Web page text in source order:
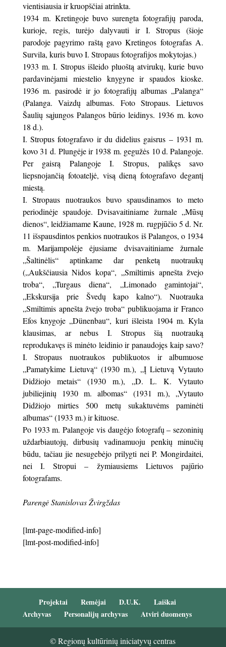
vientisiausia ir kruopščiai atrinkta.
1934 m. Kretingoje buvo surengta fotografijų paroda,
kurioje, regis, turėjo dalyvauti ir I. Stropus (šioje
parodoje pagyrimo raštą gavo Kretingos fotografas A.
Survila, kuris buvo I. Stropaus fotografijos mokytojas.)
1933 m. I. Stropus išleido pluoštą atvirukų, kurie buvo
pardavinėjami miestelio knygyne ir spaudos kioske.
1936 m. pasirodė ir jo fotografijų albumas „Palanga“
(Palanga. Vaizdų albumas. Foto Stropaus. Lietuvos
Šaulių sąjungos Palangos būrio leidinys. 1936 m. kovo
18 d.).
I. Stropus fotografavo ir du didelius gaisrus – 1931 m.
kovo 31 d. Plungėje ir 1938 m. gegužės 10 d. Palangoje.
Per gaisrą Palangoje I. Stropus, palikęs savo
liepsnojančią fotoateljė, visą dieną fotografavo degantį
miestą.
I. Stropaus nuotraukos buvo spausdinamos to meto
periodinėje spaudoje. Dvisavaitiniame žurnale „Mūsų
dienos“, leidžiamame Kaune, 1928 m. rugpjūčio 5 d. Nr.
11 išspausdintos penkios nuotraukos iš Palangos, o 1934
m. Marijampolėje ėjusiame dvisavaitiniame žurnale
„Šaltinėlis“ aptinkame dar penketą nuotraukų
(„Aukščiausia Nidos kopa“, „Smiltimis apnešta žvejo
troba“, „Turgaus diena“, „Limonado gamintojai“,
„Ekskursija prie Švedų kapo kalno“). Nuotrauka
„Smiltimis apnešta žvejo troba“ publikuojama ir Franco
Efos knygoje „Dünenbau“, kuri išleista 1904 m. Kyla
klausimas, ar nebus I. Stropus šią nuotrauką
reprodukavęs iš minėto leidinio ir panaudojęs kaip savo?
I. Stropaus nuotraukos publikuotos ir albumuose
„Pamatykime Lietuvą“ (1930 m.), „Į Lietuvą Vytauto
Didžiojo metais“ (1930 m.), „D. L. K. Vytauto
jubiliejinių 1930 m. albomas“ (1931 m.), „Vytauto
Didžiojo mirties 500 metų sukaktuvėms paminėti
albumas“ (1933 m.) ir kituose.
Po 1933 m. Palangoje vis daugėjo fotografų – sezoninių
uždarbiautojų, dirbusių vadinamuoju penkių minučių
būdu, tačiau jie nesugebėjo prilygti nei P. Mongirdaitei,
nei I. Stropui – žymiausiems Lietuvos pajūrio
fotografams.
Parengė Stanislovas Žvirgždas
[lmt-page-modified-info]
[lmt-post-modified-info]
Projektai Remėjai D.U.K.
Laiškai
Archyvas
Personalijų archyvas Atviri duomenys
© Regionų kultūrinių iniciatyvų centras